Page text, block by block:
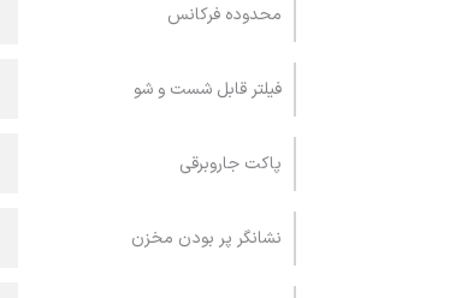
محدوده فرکانس
فیلتر قابل شست و شو
پاکت جاروبرقی
نشانگر پر بودن مخزن